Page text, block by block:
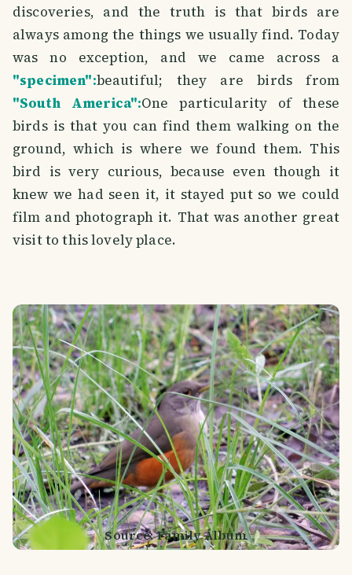
discoveries, and the truth is that birds are
always among the things we usually find. Today
was no exception, and we came across a
"specimen":beautiful; they are birds from
"South America":One particularity of these
birds is that you can find them walking on the
ground, which is where we found them. This
bird is very curious, because even though it
knew we had seen it, it stayed put so we could
film and photograph it. That was another great
visit to this lovely place.
Source: Family Álbum